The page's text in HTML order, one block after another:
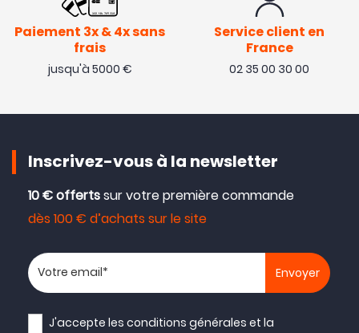
Paiement 3x & 4x sans
frais
jusqu'à 5000 €
Service client en
France
02 35 00 30 00
Inscrivez-vous à la newsletter
10 € offertssur votre première commande
dès 100 € d’achats sur le site
Votre adresse email
J'accepte lesconditions générales et la